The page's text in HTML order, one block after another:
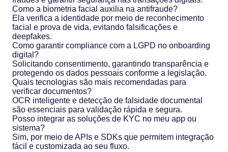
Como a biometria facial auxilia na antifraude?
Ela verifica a identidade por meio de reconhecimento
facial e prova de vida, evitando falsificações e
deepfakes.
Como garantir compliance com a LGPD no onboarding
digital?
Solicitando consentimento, garantindo transparência e
protegendo os dados pessoais conforme a legislação.
Quais tecnologias são mais recomendadas para
verificar documentos?
OCR inteligente e detecção de falsidade documental
são essenciais para validação rápida e segura.
Posso integrar as soluções de KYC no meu app ou
sistema?
Sim, por meio de APIs e SDKs que permitem integração
fácil e customizada ao seu fluxo.